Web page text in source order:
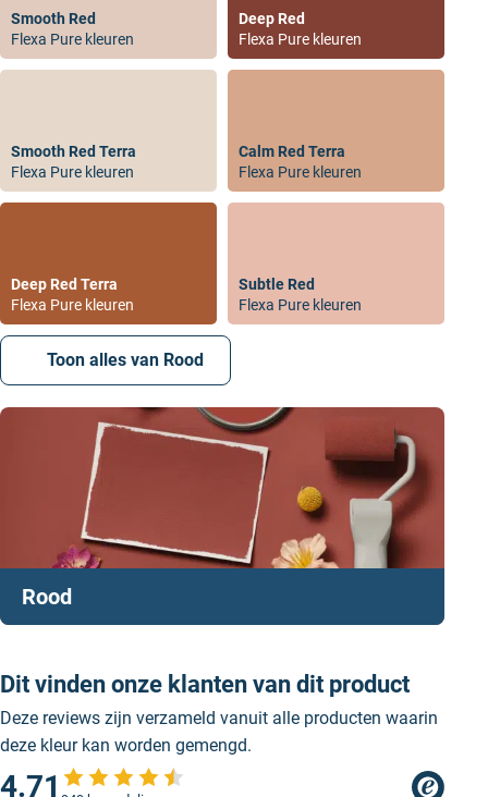
Rood
Smooth Red
Flexa Pure kleuren
Deep Red
Flexa Pure kleuren
Smooth Red Terra
Flexa Pure kleuren
Calm Red Terra
Flexa Pure kleuren
Deep Red Terra
Flexa Pure kleuren
Subtle Red
Flexa Pure kleuren
Toon alles van Rood
Dit vinden onze klanten van dit product
Deze reviews zijn verzameld vanuit alle producten waarin
deze kleur kan worden gemengd.
4.71